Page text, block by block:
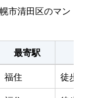
市清田区のマン
最寄駅
福住
徒歩1